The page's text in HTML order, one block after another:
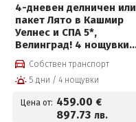
4-дневен делничен или
пакет Лято в Кашмир
Уелнес и СПА 5*,
Велинград! 4 нощувки
със закуски, премиум
вечери и ползване на
СПА център
Собствен транспорт
5 дни / 4 нощувки
Цена от: 459.00 €
897.73 лв.